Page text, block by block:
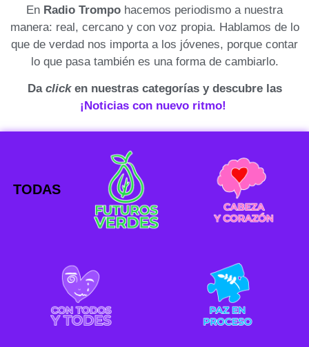
En Radio Trompo hacemos periodismo a nuestra
manera: real, cercano y con voz propia. Hablamos de lo
que de verdad nos importa a los jóvenes, porque contar
lo que pasa también es una forma de cambiarlo.
Da clicken nuestras categorías y descubre las
¡Noticias con nuevo ritmo!
TODAS